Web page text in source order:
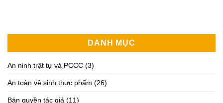
DANH MỤC
An ninh trật tự và PCCC (3)
An toàn vệ sinh thực phẩm (26)
Bản quyền tác giả (11)